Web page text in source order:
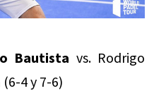
Bautista vs. Rodrigo
4 y 7-6)